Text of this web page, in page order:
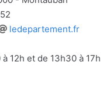
Site
ledepartement.fr
12h et de 13h30 à 17h